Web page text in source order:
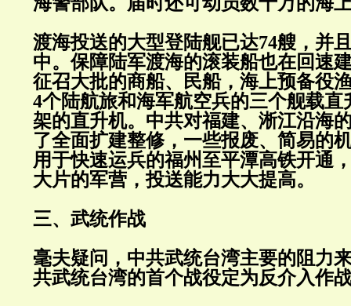
渡海投送的大型登陆舰已达74艘，并
中。保障陆军渡海的滚装船也在回速
征召大批的商船、民船，海上预备役
4个陆航旅和海军航空兵的三个舰载直
架的直升机。中共对福建、淅江沿海
了全面扩建整修，一些报废、简易的
用于快速运兵的福州至平潭高铁开通
大片的军营，投送能力大大提高。
三、武统作战
毫夫疑问，中共武统台湾主要的阻力
共武统台湾的首个战役定为反介入作